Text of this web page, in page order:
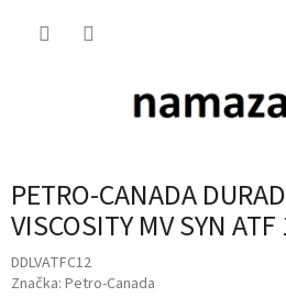
PETRO-CANADA
VISCOSITY MV SYN ATF
DDLVATFC12
Značka: Petro-Canada